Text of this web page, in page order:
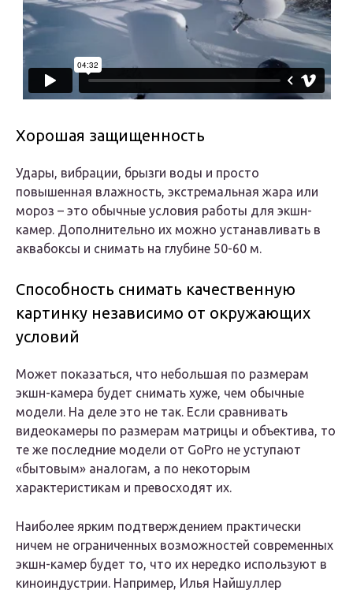
Хорошая защищенность
Удары, вибрации, брызги воды и просто
повышенная влажность, экстремальная жара или
мороз – это обычные условия работы для экшн-
камер. Дополнительно их можно устанавливать в
аквабоксы и снимать на глубине 50-60 м.
Способность снимать качественную
картинку независимо от окружающих
условий
Может показаться, что небольшая по размерам
экшн-камера будет снимать хуже, чем обычные
модели. На деле это не так. Если сравнивать
видеокамеры по размерам матрицы и объектива, то
те же последние модели от GoPro не уступают
«бытовым» аналогам, а по некоторым
характеристикам и превосходят их.
Наиболее ярким подтверждением практически
ничем не ограниченных возможностей современных
экшн-камер будет то, что их нередко используют в
киноиндустрии. Например, Илья Найшуллер